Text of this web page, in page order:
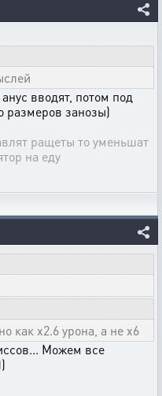
вводят, потом под
размеров занозы)
ращеты то уменьшат
на еду
как x2.6 урона, а не x6
Можем все